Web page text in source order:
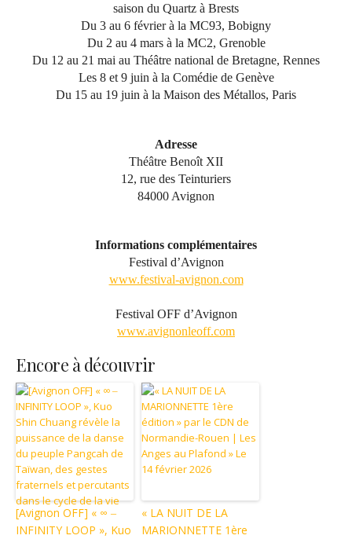
saison du Quartz à Brests
Du 3 au 6 février à la MC93, Bobigny
Du 2 au 4 mars à la MC2, Grenoble
Du 12 au 21 mai au Théâtre national de Bretagne, Rennes
Les 8 et 9 juin à la Comédie de Genève
Du 15 au 19 juin à la Maison des Métallos, Paris
Adresse
Théâtre Benoît XII
12, rue des Teinturiers
84000 Avignon
Informations complémentaires
Festival d’Avignon
www.festival-avignon.com
Festival OFF d’Avignon
www.avignonleoff.com
Encore à découvrir
[Avignon OFF] « ∞ ‒
INFINITY LOOP », Kuo
« LA NUIT DE LA
MARIONNETTE 1ère